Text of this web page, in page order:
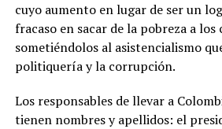
cuyo aumento en lugar de ser un
fracaso en sacar de la pobreza a los
sometiéndolos al asistencialismo
politiquería y la corrupción.
Los responsables de llevar a
tienen nombres y apellidos: el